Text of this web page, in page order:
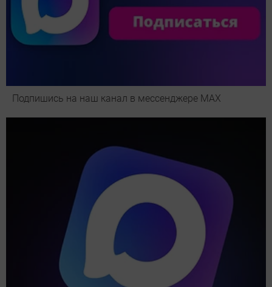
Подпишись на наш канал в мессенджере МАХ